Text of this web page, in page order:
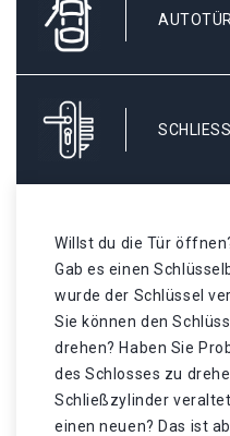
Willst du die Tür
Gab es einen
wurde der Schlüssel
Sie können den
drehen? Haben Sie
des Schlosses zu
Schließzylinder
einen neuen? Das ist